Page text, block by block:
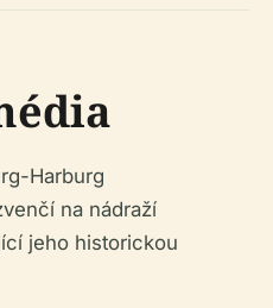
na nádraží
jeho historickou